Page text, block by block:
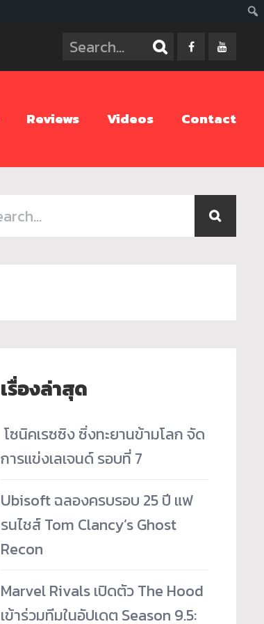
Reviews Videos Contact
เรื่องล่าสุด
­ โซนิคเรซซิง ซิ่งทะยานข้ามโลก จัด
การแข่งเลเจนด์ รอบที่ 7
Ubisoft ฉลองครบรอบ 25 ปี แฟ
รนไชส์ Tom Clancy’s Ghost
Recon
Marvel Rivals เปิดตัว The Hood
เข้าร่วมทีมในอัปเดต Season 9.5: